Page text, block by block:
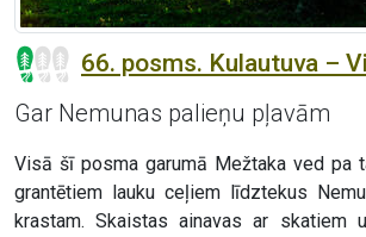
66. posms. Kulautuva –
Gar Nemunas palieņu pļavām
Visā šī posma garumā Mežtaka ved pa
grantētiem lauku ceļiem līdztekus
krastam. Skaistas ainavas ar skatiem